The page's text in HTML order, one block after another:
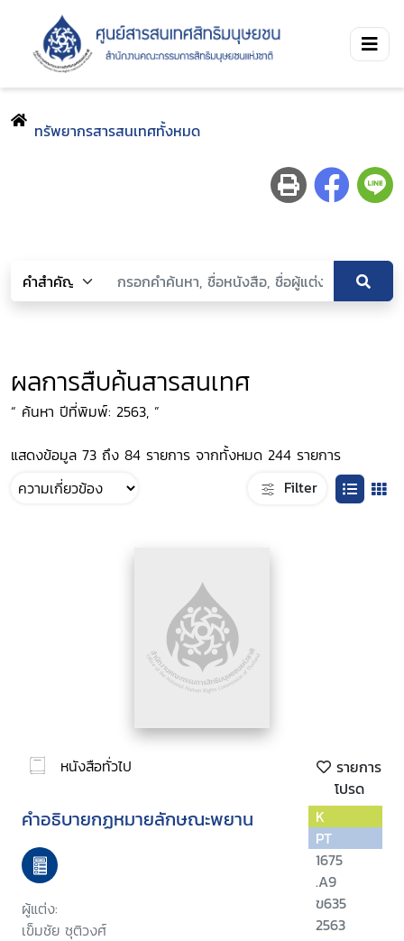
ทรัพยากรสารสนเทศทั้งหมด
ผลการสืบค้นสารสนเทศ
“ ค้นหา ปีที่พิมพ์: 2563, ”
แสดงข้อมูล 73 ถึง 84 รายการ จากทั้งหมด 244 รายการ
Filter
หนังสือทั่วไป
รายการ
โปรด
คำอธิบายกฏหมายลักษณะพยาน
ผู้แต่ง:
เข็มชัย ชุติวงศ์
K
PT
1675
.A9
ข635
2563